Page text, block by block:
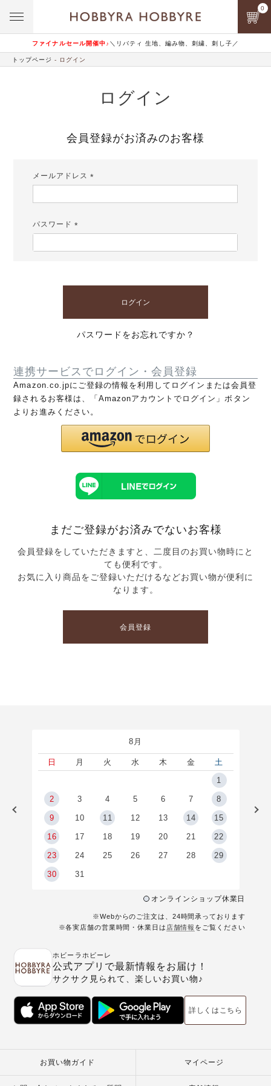
ファイナルセール開催中♪ ＼リバティ 生地、編み物、刺繍、刺し子／
0
トップページ ログイン
ログイン
会員登録がお済みのお客様
メールアドレス
パスワード
ログイン
パスワードをお忘れですか？
連携サービスでログイン・会員登録
Amazon.co.jpにご登録の情報を利用してログインまたは会員登
録されるお客様は、「Amazonアカウントでログイン」ボタン
よりお進みください。
まだご登録がお済みでないお客様
会員登録をしていただきますと、二度目のお買い物時にと
ても便利です。
お気に入り商品をご登録いただけるなどお買い物が便利に
なります。
会員登録
8月
日 月 火 水 木 金
土
1
2 3 4 5 6 7 8
9 10 11 12 13 14 15
16 17 18 19 20 21 22
23 24 25 26 27 28 29
30 31
オンラインショップ休業日
※Webからのご注文は、24時間承っております
※各実店舗の営業時間・休業日は 店舗情報 をご覧ください
ホビーラホビーレ
公式アプリで最新情報をお届け！
サクサク見られて、楽しいお買い物♪
詳しくはこちら
お買い物ガイド マイページ